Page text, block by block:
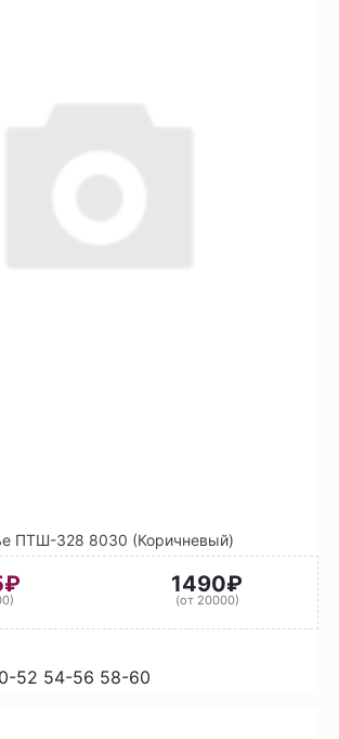
ПТШ-328 8030 (Коричневый)
1490₽
(от 20000)
52 54-56 58-60